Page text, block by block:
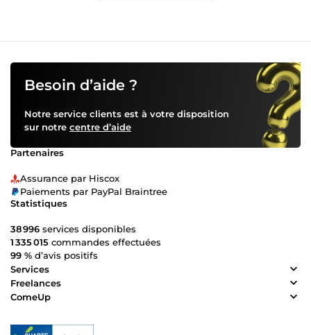
Besoin d’aide ?
Notre service clients est à votre disposition
sur notre centre d’aide
Partenaires
Assurance par Hiscox
Paiements par PayPal Braintree
Statistiques
38 996 services disponibles
1 335 015 commandes effectuées
99 % d’avis positifs
Services
Freelances
ComeUp